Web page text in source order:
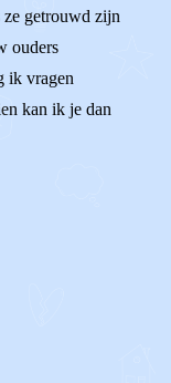
ze getrouwd zijn
ouders
ik vragen
kan ik je dan